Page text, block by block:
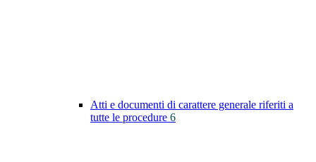
Atti e documenti di carattere generale riferiti a
tutte le procedure 6